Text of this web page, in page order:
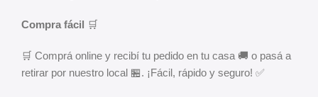
Compra fácil 🛒
🛒 Comprá online y recibí tu pedido en tu casa 🚚 o pasá a
retirar por nuestro local 🏪. ¡Fácil, rápido y seguro! ✅